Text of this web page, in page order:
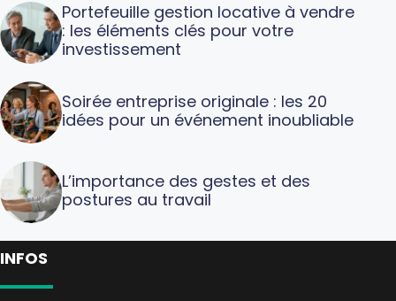
Portefeuille gestion locative à vendre
: les éléments clés pour votre
investissement
Soirée entreprise originale : les 20
idées pour un événement inoubliable
L’importance des gestes et des
postures au travail
INFOS